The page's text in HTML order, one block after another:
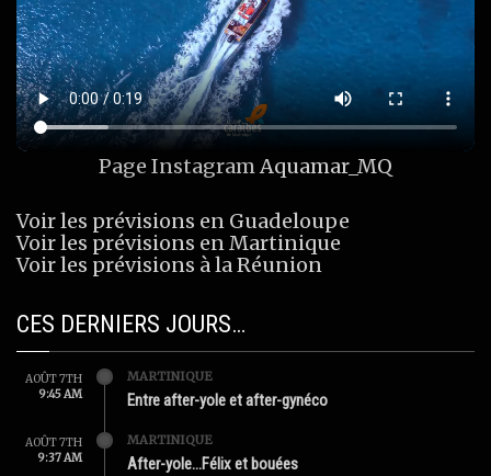
Page InstagramAquamar_MQ
Voir les prévisions en Guadeloupe
Voir les prévisions en Martinique
Voir les prévisions à la Réunion
CES DERNIERS JOURS…
AOÛT 7TH
9:45 AM
MARTINIQUE
Entre after-yole et after-gynéco
AOÛT 7TH
9:37 AM
MARTINIQUE
After-yole…Félix et bouées